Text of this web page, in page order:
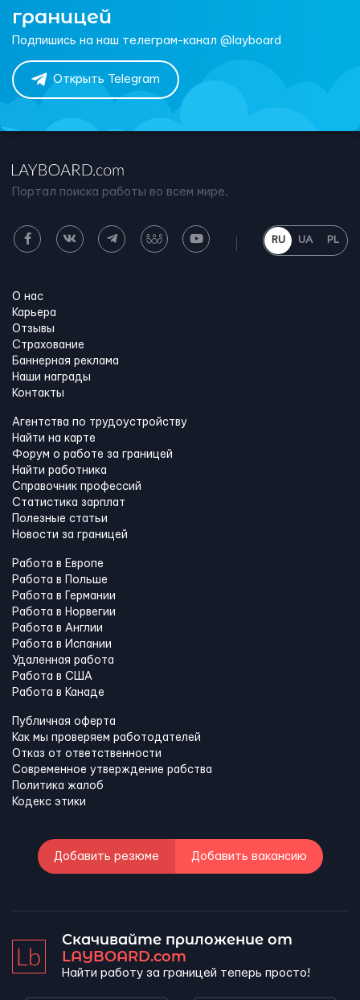
границей
Подпишись на наш телеграм-канал @layboard
Открыть Telegram
Портал поиска работы во всем мире.
RU UA PL
О нас
Карьера
Отзывы
Страхование
Баннерная реклама
Наши награды
Контакты
Агентства по трудоустройству
Найти на карте
Форум о работе за границей
Найти работника
Справочник профессий
Статистика зарплат
Полезные статьи
Новости за границей
Работа в Европе
Работа в Польше
Работа в Германии
Работа в Норвегии
Работа в Англии
Работа в Испании
Удаленная работа
Работа в США
Работа в Канадe
Публичная оферта
Как мы проверяем работодателей
Отказ от ответственности
Современное утверждение рабства
Политика жалоб
Кодекс этики
Добавить резюме Добавить вакансию
Скачивайте приложение от
LAYBOARD.com
Найти работу за границей теперь просто!